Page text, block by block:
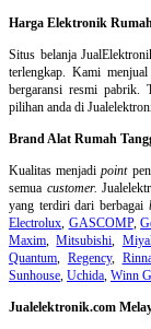
Harga Elektronik
Situs belanja
terlengkap. Kami
bergaransi resmi pabrik.
pilihan anda di
Brand Alat Rumah
Kualitas menjadipoint
semua customer.
yang terdiri dari berbagai
Electrolux, GASCOMP,
Maxim,Mitsubishi,
Quantum, Regency,
Sunhouse, Uchida, Winn
Jualelektronik.com